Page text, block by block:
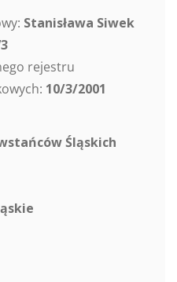
Stanisława Siwek
rejestru
10/3/2001
Śląskich